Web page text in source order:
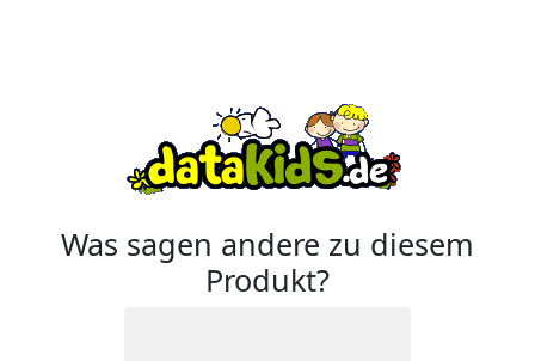
Was sagen andere zu diesem
Produkt?